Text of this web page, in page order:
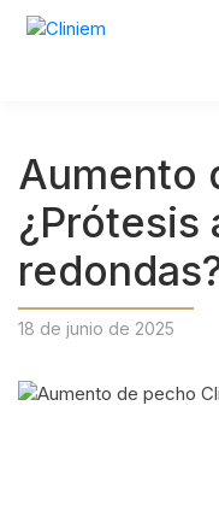
Aumento
¿Prótesis
18 de junio de 2025